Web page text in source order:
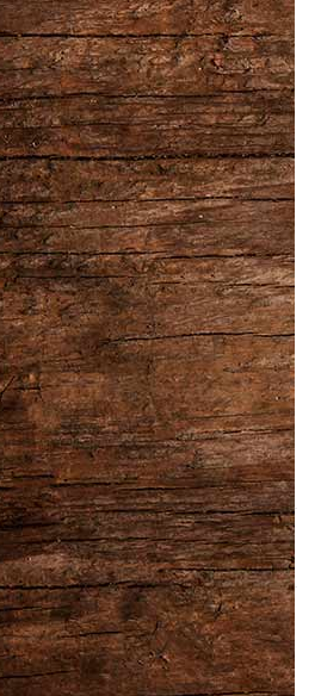
de riz
45.95$
plats désirée pour cet
PANIER